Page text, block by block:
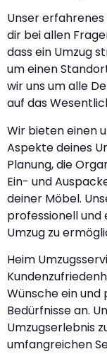
Unser
dir bei allen
dass ein Umzug
um einen
wir uns um alle
auf das
Wir bieten einen
Aspekte deines
Planung, die
Ein- und
deiner Möbel.
professionell und
Umzug zu
Heim
Wünsche ein und
Bedürfnisse an.
Umzugserlebnis
umfangreichen